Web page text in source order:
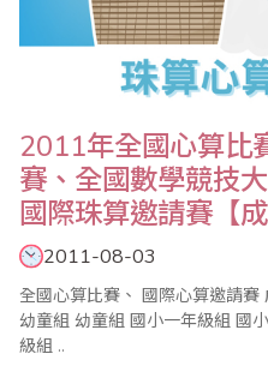
2011年全國心算比
賽、全國數學競技
國際珠算邀請賽【成
2011-08-03
全國心算比賽、 國際心算邀請賽 成績公告 海外A組 海外B組 海外
幼童組 幼童組 國小一年級組 國小二年級組 國小三年級組 國小四年
級組 ..